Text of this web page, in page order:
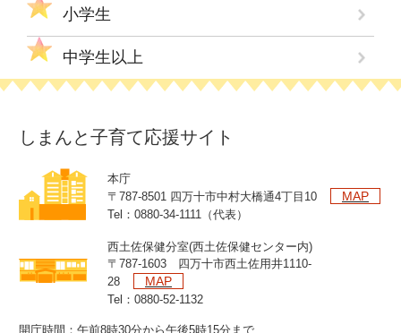
小学生
中学生以上
しまんと子育て応援サイト
本庁
〒787-8501 四万十市中村大橋通4丁目10
MAP
Tel：0880-34-1111（代表）
西土佐保健分室(西土佐保健センター内)
〒787-1603 四万十市西土佐用井1110-
28
MAP
Tel：0880-52-1132
開庁時間：午前8時30分から午後5時15分まで